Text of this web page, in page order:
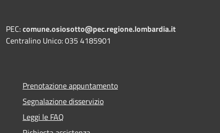
PEC:comune.osiosotto@pec.regione.lombardia.it
Centralino Unico: 035 4185901
Prenotazione appuntamento
Segnalazione disservizio
Leggi le FAQ